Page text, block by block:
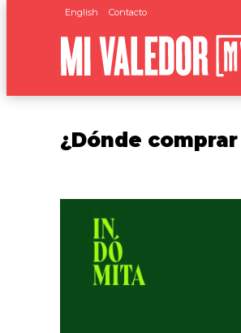
English Contacto
¿Dónde